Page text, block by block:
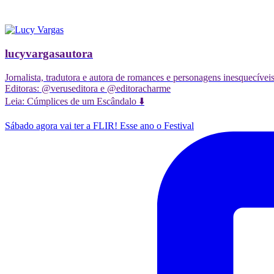
lucyvargasautora
Jornalista, tradutora e autora de romances e personagens inesquecíveis
Editoras: @veruseditora e @editoracharme
Leia: Cúmplices de um Escândalo ⬇️
Sábado agora vai ter a FLIR! Esse ano o Festival